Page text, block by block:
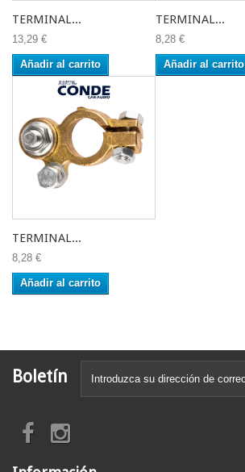
TERMINAL...
13,29 €
Añadir al carrito
TERMINAL...
8,28 €
Añadir al carrito
TERMINAL...
8,28 €
Añadir al carrito
Boletín